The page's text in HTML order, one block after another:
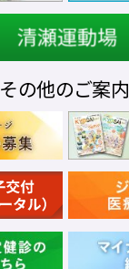
その他のご案内